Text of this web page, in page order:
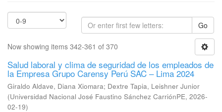
Go
Now showing items 342-361 of 370
Salud laboral y clima de seguridad de los empleados de
la Empresa Grupo Carensy Perú SAC – Lima 2024
Giraldo Aldave, Diana Xiomara; Dextre Tapia, Leishner Junior
(Universidad Nacional José Faustino Sánchez CarriónPE, 2026-
02-19)